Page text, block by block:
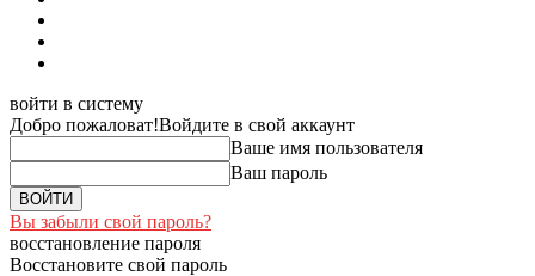
войти в систему
Добро пожаловат!Войдите в свой аккаунт
Ваше имя пользователя
Ваш пароль
Вы забыли свой пароль?
восстановление пароля
Восстановите свой пароль